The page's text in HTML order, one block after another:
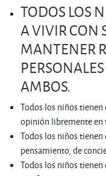
TODOS LOS
A VIVIR CON
MANTENER
AMBOS.
Todos los niños tienen
opinión libremente en
Todos los niños
pensamiento, de
Todos los niños tienen